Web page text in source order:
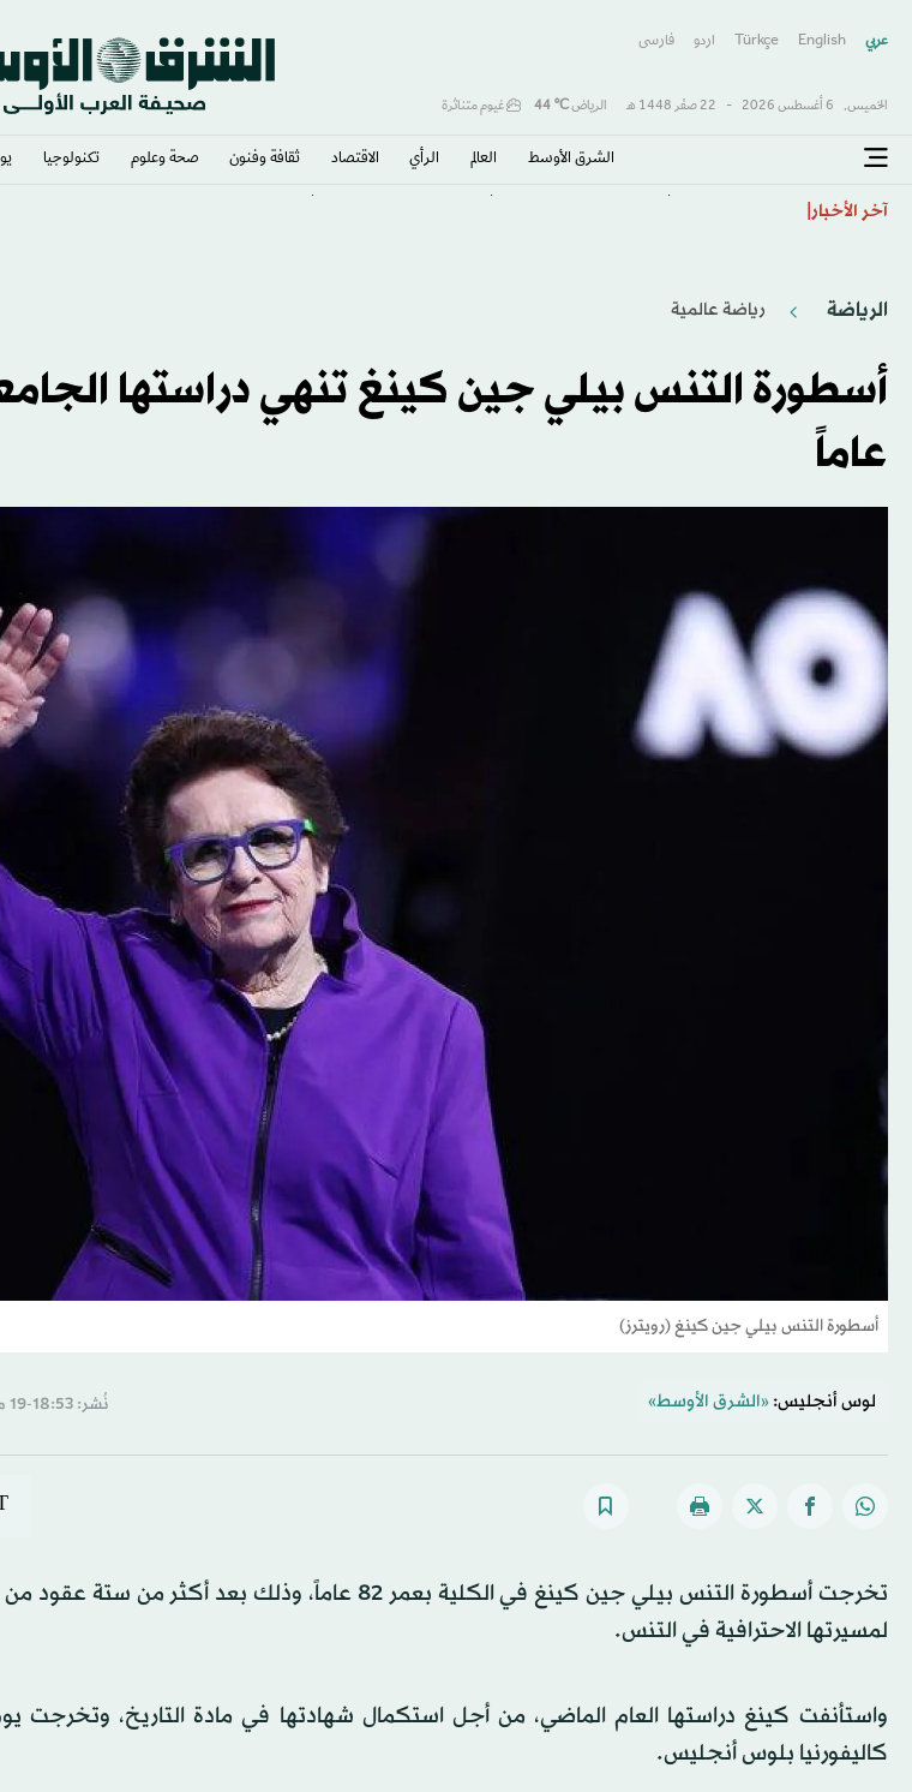
عربي English
Türkçe اردو فارسى
الخميس, 6 أغسطس 2026 - 22 صفَر 1448 هـ الرياض℃
44 غيوم متناثرة
الشرق الأوسط​ العالم الرأي الاقتصاد ثقافة وفنون صحة وعلوم تكنولوجيا
آخر الأخبار
الرياضة رياضة عالمية
عاماً
أسطورة التنس بيلي جين كينغ (رويترز)
لوس أنجليس: «الشرق الأوسط» نُشر: 18:53-19 مايو 2026 م ـ 03 ذو الحِجّة 1447 هـ
تخرجت أسطورة التنس بيلي جين كينغ في الكلية بعمر 82 عاماً، وذلك
لمسيرتها الاحترافية في التنس.
واستأنفت كينغ دراستها العام الماضي، من أجل استكمال شهادتها في مادة التاريخ، وتخرجت
كاليفورنيا بلوس أنجليس.